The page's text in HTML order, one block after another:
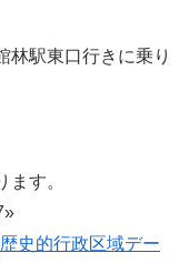
林駅東口行きに乗り
す。
史的行政区域デー